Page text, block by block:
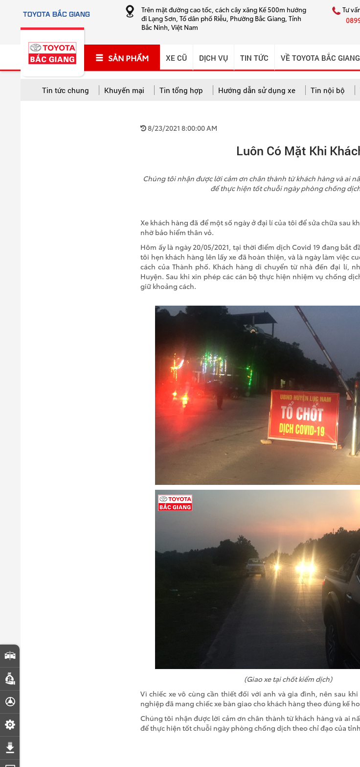
TOYOTA BẮC GIANG
Trên mặt đường cao tốc, cách cây xăng Kế 500m hướng
đi Lạng Sơn, Tổ dân phố Riễu, Phường Bắc Giang, Tỉnh
Bắc Ninh, Việt Nam
Tư
SẢN PHẨM XE CŨ DỊCH VỤ TIN TỨC VỀ TOYOTA BẮC GIANG
Tin tức chung Khuyến mại Tin tổng hợp Hướng dẫn sử dụng xe Tin nội bộ
8/23/2021 8:00:00 AM
Luôn Có Mặt Khi
Chúng tôi nhận được lời cảm ơn chân thành từ khách hàng và ai
để thực hiện tốt chuỗi ngày phòng chống
Xe khách hàng đã để một số ngày ở đại lí của tôi để sửa chữa sau
nhờ bảo hiểm thân vỏ.
Hôm ấy là ngày 20/05/2021, tại thời điểm dịch Covid 19 đang bắt
tôi hẹn khách hàng lên lấy xe đã hoàn thiện, và là ngày làm việc
cách của Thành phố. Khách hàng di chuyển từ nhà đến đại lí,
Huyện. Sau khi xin phép các cán bộ thực hiện nhiệm vụ chống
giữ khoảng cách.
(Giao xe tại chốt kiểm dịch)
Vì chiếc xe vô cùng cần thiết đối với anh và gia đình, nên sau
nghiệp đã mang chiếc xe bàn giao cho khách hàng theo đúng kế
Chúng tôi nhận được lời cảm ơn chân thành từ khách hàng và ai
để thực hiện tốt chuỗi ngày phòng chống dịch theo chỉ đạo của